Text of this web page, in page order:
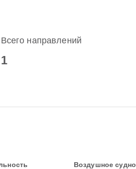
Всего направлений
1
Воздушное судно